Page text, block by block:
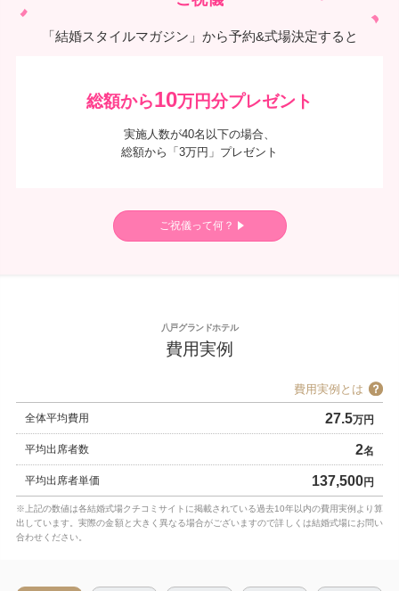
「結婚スタイルマガジン」から予約&式場決定すると
総額から10万円分プレゼント
実施人数が40名以下の場合、
総額から「3万円」プレゼント
ご祝儀って何？
八戸グランドホテル
費用実例
費用実例とは
全体平均費用 27.5万円
平均出席者数 2名
平均出席者単価 137,500円
※上記の数値は各結婚式場クチコミサイトに掲載されている過去10年以内の費用実例より算
出しています。実際の金額と大きく異なる場合がございますので詳しくは結婚式場にお問い
合わせください。